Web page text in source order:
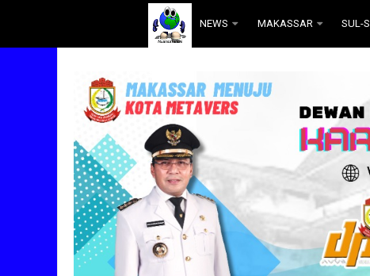
. NEWS MAKASSAR SUL-